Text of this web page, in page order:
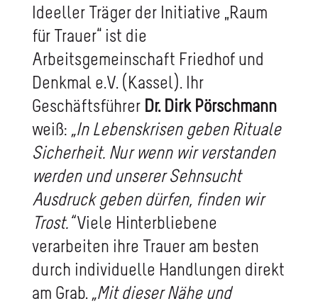
Ideeller Träger der Initiative „Raum
für Trauer“ ist die
Arbeitsgemeinschaft Friedhof und
Denkmal e.V. (Kassel). Ihr
Geschäftsführer Dr. Dirk Pörschmann
weiß: „In Lebenskrisen geben Rituale
Sicherheit. Nur wenn wir verstanden
werden und unserer Sehnsucht
Ausdruck geben dürfen, finden wir
Trost.“Viele Hinterbliebene
verarbeiten ihre Trauer am besten
durch individuelle Handlungen direkt
am Grab. „Mit dieser Nähe und